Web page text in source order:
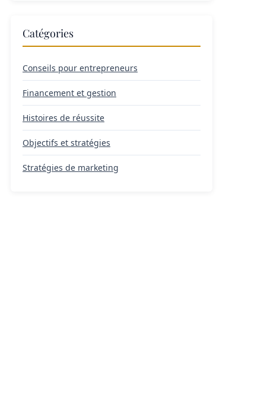
Catégories
Conseils pour entrepreneurs
Financement et gestion
Histoires de réussite
Objectifs et stratégies
Stratégies de marketing